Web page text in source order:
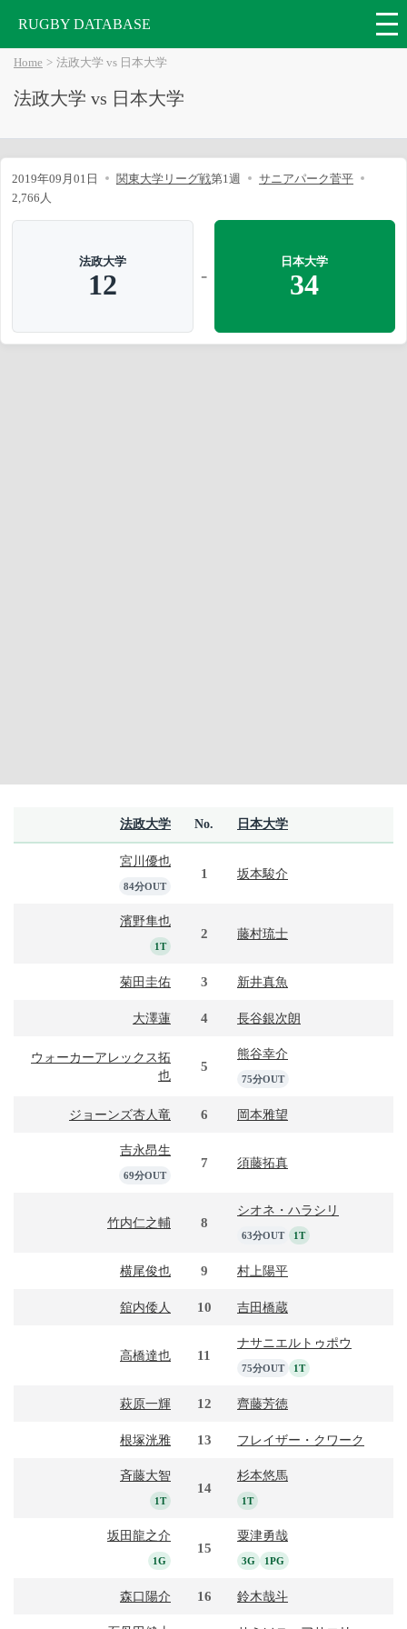
RUGBY DATABASE
Home 法政大学 vs 日本大学
法政大学 vs 日本大学
2019年09月01日 関東大学リーグ戦第1週
サニアパーク菅平
2,766人
法政大学
12 -
日本大学
34
法政大学 No. 日本大学
宮川優也
84分OUT
1 坂本駿介
濱野隼也
1T
2 藤村琉士
菊田圭佑 3 新井真魚
大澤蓮 4 長谷銀次朗
ウォーカーアレックス拓
也
5
熊谷幸介
75分OUT
ジョーンズ杏人竜 6 岡本雅望
吉永昂生
69分OUT
7 須藤拓真
竹内仁之輔 8
シオネ・ハラシリ
63分OUT 1T
横尾俊也 9 村上陽平
舘内倭人 10 吉田橋蔵
高橋達也 11
ナサニエルトゥポウ
75分OUT 1T
萩原一輝 12 齊藤芳徳
根塚洸雅 13 フレイザー・クワーク
斉藤大智
1T
14
杉本悠馬
1T
坂田龍之介
1G
15
粟津勇哉
3G 1PG
森口陽介 16 鈴木哉斗